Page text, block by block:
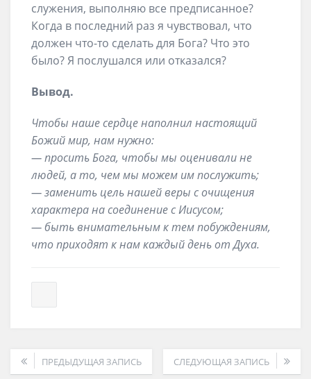
служения, выполняю все предписанное?
Когда в последний раз я чувствовал, что
должен что-то сделать для Бога? Что это
было? Я послушался или отказался?
Вывод.
Чтобы наше сердце наполнил настоящий
Божий мир, нам нужно:
— просить Бога, чтобы мы оценивали не
людей, а то, чем мы можем им послужить;
— заменить цель нашей веры с очищения
характера на соединение с Иисусом;
— быть внимательным к тем побуждениям,
что приходят к нам каждый день от Духа.
ПРЕДЫДУЩАЯ ЗАПИСЬ СЛЕДУЮЩАЯ ЗАПИСЬ